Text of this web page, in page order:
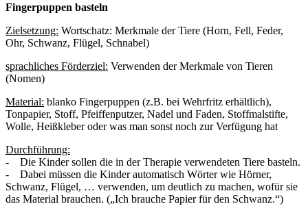
Fingerpuppen basteln
Zielsetzung: Wortschatz: Merkmale der Tiere (Horn, Fell, Feder,
Ohr, Schwanz, Flügel, Schnabel)
sprachliches Förderziel: Verwenden der Merkmale von Tieren
(Nomen)
Material: blanko Fingerpuppen (z.B. bei Wehrfritz erhältlich),
Tonpapier, Stoff, Pfeiffenputzer, Nadel und Faden, Stoffmalstifte,
Wolle, Heißkleber oder was man sonst noch zur Verfügung hat
Durchführung:
- Die Kinder sollen die in der Therapie verwendeten Tiere basteln.
- Dabei müssen die Kinder automatisch Wörter wie Hörner,
Schwanz, Flügel, … verwenden, um deutlich zu machen, wofür sie
das Material brauchen. („Ich brauche Papier für den Schwanz.“)